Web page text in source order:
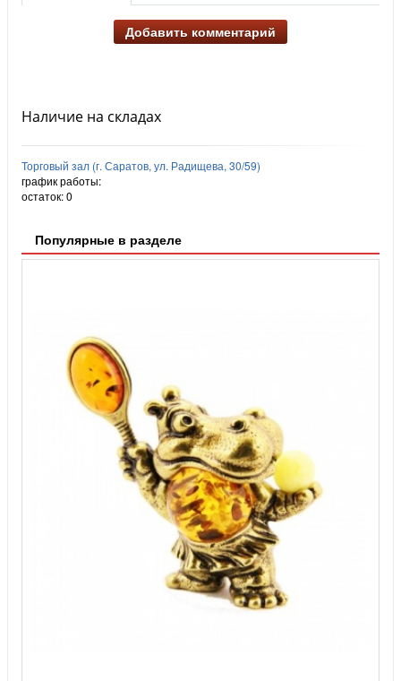
Добавить комментарий
Наличие на складах
Торговый зал (г. Саратов, ул. Радищева, 30/59)
график работы:
остаток:0
Популярные в разделе